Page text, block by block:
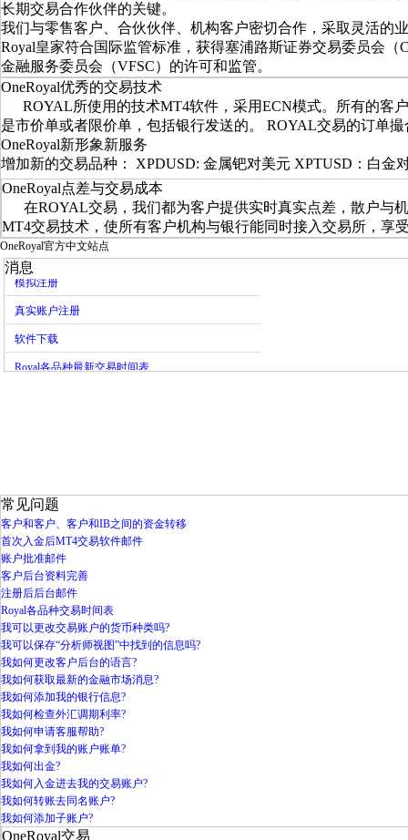
长期交易合作伙伴的关键。
我们与零售客户、合伙伙伴、机构客户密切合作，采取灵活的
Royal皇家符合国际监管标准，获得塞浦路斯证券交易委员会
金融服务委员会（VFSC）的许可和监管。
OneRoyal优秀的交易技术
ROYAL所使用的技术MT4软件，采用ECN模式。所有的客
是市价单或者限价单，包括银行发送的。 ROYAL交易的订单
OneRoyal新形象新服务
增加新的交易品种： XPDUSD: 金属钯对美元 XPTUSD：白
OneRoyal点差与交易成本
在ROYAL交易，我们都为客户提供实时真实点差，散户与
MT4交易技术，使所有客户机构与银行能同时接入交易所，享
OneRoyal官方中文站点
消息
模拟注册
真实账户注册
软件下载
Royal各品种最新交易时间表
常见问题
客户和客户、客户和IB之间的资金转移
首次入金后MT4交易软件邮件
账户批准邮件
客户后台资料完善
注册后后台邮件
Royal各品种交易时间表
我可以更改交易账户的货币种类吗?
我可以保存“分析师视图”中找到的信息吗?
我如何更改客户后台的语言?
我如何获取最新的金融市场消息?
我如何添加我的银行信息?
我如何检查外汇调期利率?
我如何申请客服帮助?
我如何拿到我的账户账单?
我如何出金?
我如何入金进去我的交易账户?
我如何转账去同名账户?
我如何添加子账户?
OneRoyal交易